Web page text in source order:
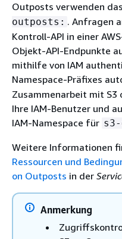
Outposts verwenden
outposts: . Anfragen
Kontroll-API in einer
Objekt-API-Endpunkte
mithilfe von IAM
Namespace-Präfixes
Zusammenarbeit mit S3
Ihre IAM-Benutzer und
IAM-Namespace für
Weitere Informationen
Ressourcen und
on Outposts in der
Anmerkung